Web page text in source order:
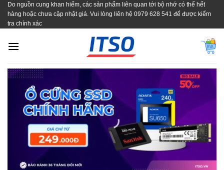
Skip
content
Do nguồn cung khan hiếm, các sản phẩm liên quan tới bộ nhớ có thể hết
hàng hoặc chưa cập nhật giá. Vui lòng liên hệ 0979 628 541 để được kiểm
tra chính xác